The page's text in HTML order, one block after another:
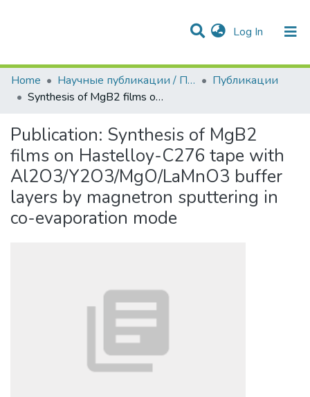
Log In (current)
Communities & Collections
Statistics
All of DSpace
Home
Научные публикации / Препринты
Публикации
Synthesis of MgB2 films on Hastelloy-C276 tape with Al2O3/Y2O3/MgO/LaMnO3 buffer layers by magnetron sputtering in co-evaporation mode
Publication: Synthesis of MgB2
films on Hastelloy-C276 tape with
Al2O3/Y2O3/MgO/LaMnO3 buffer
layers by magnetron sputtering in
co-evaporation mode